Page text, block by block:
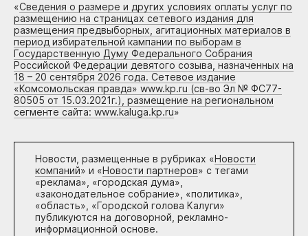
«Сведения о размере и других условиях оплаты услуг по
размещению на страницах сетевого издания для
размещения предвыборных, агитационных материалов в
период избирательной кампании по выборам в
Государственную Думу Федерального Собрания
Российской Федерации девятого созыва, назначенных на
18 – 20 сентября 2026 года. Сетевое издание
«Комсомольская правда» www.kp.ru (св-во Эл № ФС77-
80505 от 15.03.2021г.), размещение на региональном
сегменте сайта: www.kaluga.kp.ru»
Новости, размещенные в рубриках «Новости
компаний» и «Новости партнеров» с тегами
«реклама», «городская дума»,
«законодательное собрание», «политика»,
«область», «Городской голова Калуги»
публикуются на договорной, рекламно-
информационной основе.